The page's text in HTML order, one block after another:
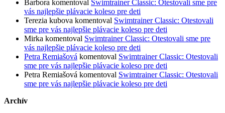
Barbora komentoval Swimtrainer Classic: Otestovali sme pre
vás najlepšie plávacie koleso pre deti
Terezia kubova komentoval Swimtrainer Classic: Otestovali
sme pre vás najlepšie plávacie koleso pre deti
Mirka komentoval Swimtrainer Classic: Otestovali sme pre
vás najlepšie plávacie koleso pre deti
Petra Remiašová komentoval Swimtrainer Classic: Otestovali
sme pre vás najlepšie plávacie koleso pre deti
Petra Remiašová komentoval Swimtrainer Classic: Otestovali
sme pre vás najlepšie plávacie koleso pre deti
Archív